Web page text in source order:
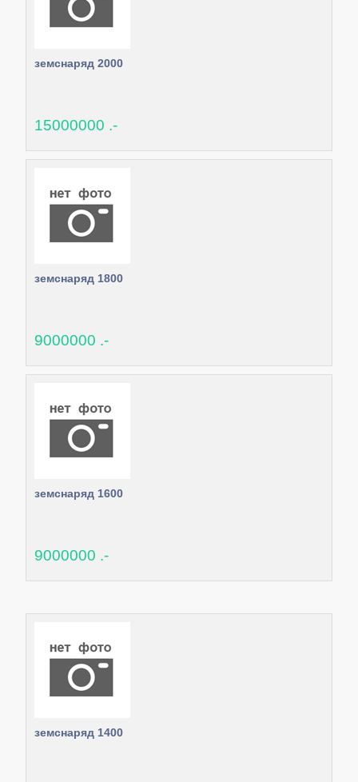
земснаряд 2000
15000000 .-
земснаряд 1800
9000000 .-
земснаряд 1600
9000000 .-
земснаряд 1400